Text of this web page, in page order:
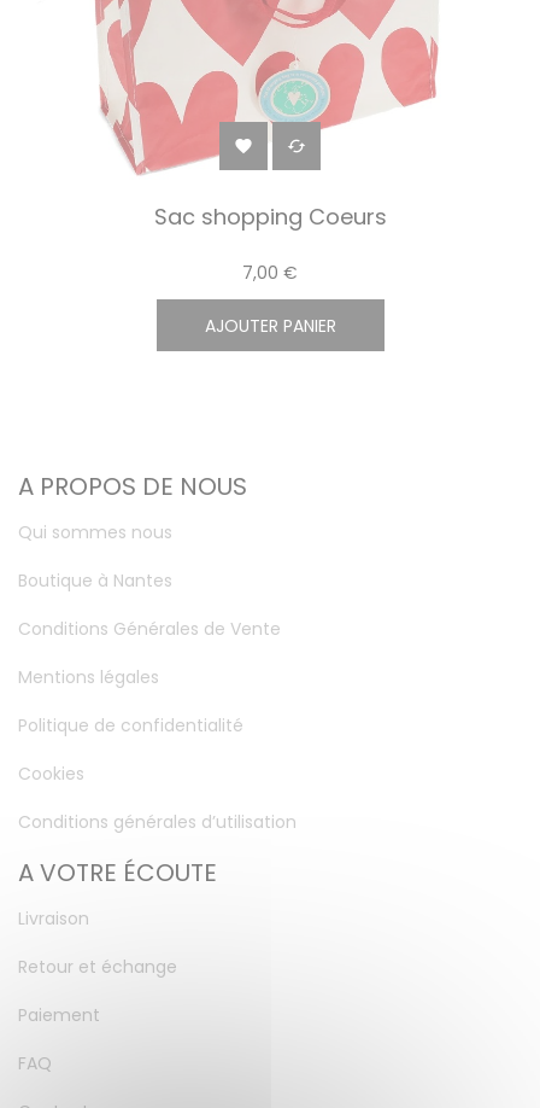
 
Sac shopping Coeurs
7,00 €
AJOUTER PANIER
A PROPOS DE NOUS
Qui sommes nous
Boutique à Nantes
Conditions Générales de Vente
Mentions légales
Politique de confidentialité
Cookies
Conditions générales d’utilisation
A VOTRE ÉCOUTE
Livraison
Retour et échange
Paiement
FAQ